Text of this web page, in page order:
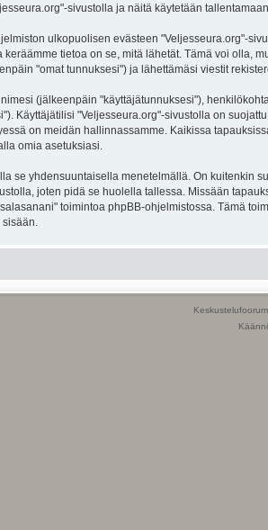
sivustolla ja näitä käytetään
ulkopuolisen evästeen "Veljesseura.org"-
tietoa on se, mitä lähetät. Tämä voi olla,
"omat tunnuksesi") ja lähettämäsi viestit
(jälkeenpäin "käyttäjätunnuksesi"),
Käyttäjätilisi "Veljesseura.org"-sivustolla on
on meidän hallinnassamme. Kaikissa
omia asetuksiasi.
se yhdensuuntaisella menetelmällä. On kuitenkin
joten pidä se huolella tallessa. Missään
toimintoa phpBB-ohjelmistossa. Tämä